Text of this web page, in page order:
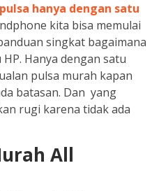
hanya dengan satu
kita bisa memulai
singkat bagaimana
Hanya dengan satu
pulsa murah kapan
batasan. Dan yang
rugi karena tidak ada
All